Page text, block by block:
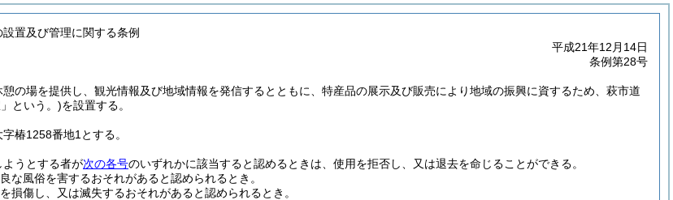
置及び管理に関する条例
平成21年12月14日
条例第28号
の場を提供し、観光情報及び地域情報を発信するとともに、特産品の展示及び販売により地域の振興に資するため、萩市道
という。)を設置する。
椿1258番地1とする。
うとする者が次の各号のいずれかに該当すると認めるときは、使用を拒否し、又は退去を命じることができる。
な風俗を害するおそれがあると認められるとき。
損傷し、又は滅失するおそれがあると認められるとき。